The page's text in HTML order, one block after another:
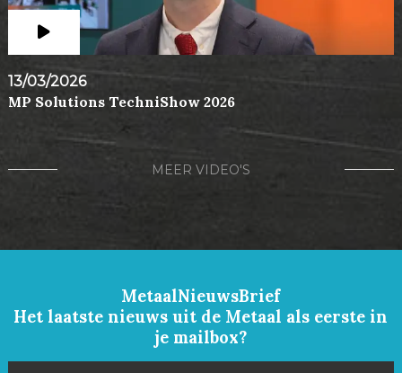
13/03/2026
MP Solutions TechniShow 2026
MEER VIDEO'S
MetaalNieuwsBrief
Het laatste nieuws uit de Metaal als eerste in
je mailbox?